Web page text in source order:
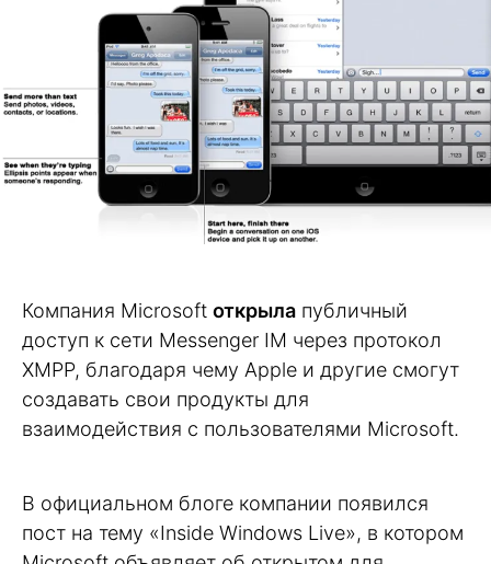
Компания Microsoft открыла публичный
доступ к сети Messenger IM через протокол
XMPP, благодаря чему Apple и другие смогут
создавать свои продукты для
взаимодействия с пользователями Microsoft.
В официальном блоге компании появился
пост на тему «Inside Windows Live», в котором